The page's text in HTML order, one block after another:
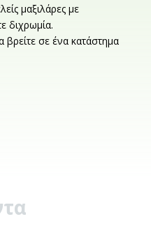
μαξιλάρες με
διχρωμία.
βρείτε σε ένα κατάστημα